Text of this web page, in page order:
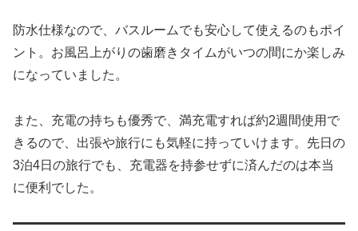
防水仕様なので、バスルームでも安心して使えるのもポイ
ント。お風呂上がりの歯磨きタイムがいつの間にか楽しみ
になっていました。
また、充電の持ちも優秀で、満充電すれば約2週間使用で
きるので、出張や旅行にも気軽に持っていけます。先日の
3泊4日の旅行でも、充電器を持参せずに済んだのは本当
に便利でした。